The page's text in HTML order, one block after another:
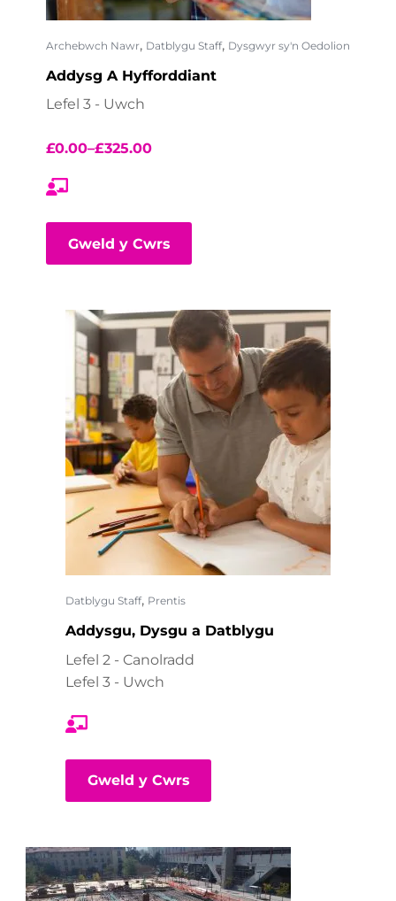
Archebwch Nawr, Datblygu Staff, Dysgwyr sy'n Oedolion
Addysg A Hyfforddiant
Lefel 3 - Uwch
£0.00–£325.00
Gweld y Cwrs
Datblygu Staff, Prentis
Addysgu, Dysgu a Datblygu
Lefel 2 - Canolradd
Lefel 3 - Uwch
Gweld y Cwrs